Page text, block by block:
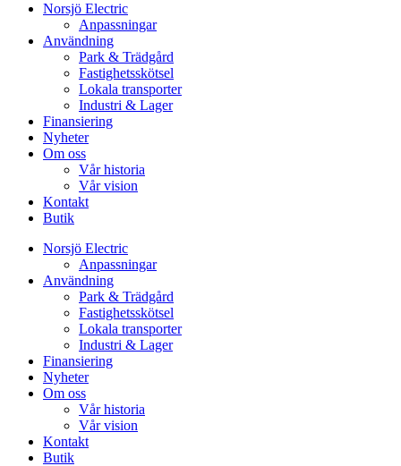
Norsjö Electric
Anpassningar
Användning
Park & Trädgård
Fastighetsskötsel
Lokala transporter
Industri & Lager
Finansiering
Nyheter
Om oss
Vår historia
Vår vision
Kontakt
Butik
Norsjö Electric
Anpassningar
Användning
Park & Trädgård
Fastighetsskötsel
Lokala transporter
Industri & Lager
Finansiering
Nyheter
Om oss
Vår historia
Vår vision
Kontakt
Butik